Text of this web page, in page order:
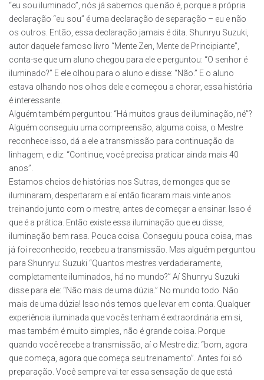
“eu sou iluminado”, nós já sabemos que não é, porque a própria
declaração “eu sou” é uma declaração de separação – eu e não
os outros. Então, essa declaração jamais é dita. Shunryu Suzuki,
autor daquele famoso livro “Mente Zen, Mente de Principiante”,
conta-se que um aluno chegou para ele e perguntou: “O senhor é
iluminado?” E ele olhou para o aluno e disse: “Não.” E o aluno
estava olhando nos olhos dele e começou a chorar, essa história
é interessante.
Alguém também perguntou: “Há muitos graus de iluminação, né”?
Alguém conseguiu uma compreensão, alguma coisa, o Mestre
reconhece isso, dá a ele a transmissão para continuação da
linhagem, e diz: “Continue, você precisa praticar ainda mais 40
anos”.
Estamos cheios de histórias nos Sutras, de monges que se
iluminaram, despertaram e aí então ficaram mais vinte anos
treinando junto com o mestre, antes de começar a ensinar. Isso é
que é a prática. Então existe essa iluminação que eu disse,
iluminação bem rasa. Pouca coisa. Conseguiu pouca coisa, mas
já foi reconhecido, recebeu a transmissão. Mas alguém perguntou
para Shunryu: Suzuki “Quantos mestres verdadeiramente,
completamente iluminados, há no mundo?” Aí Shunryu Suzuki
disse para ele: “Não mais de uma dúzia.” No mundo todo. Não
mais de uma dúzia! Isso nós temos que levar em conta. Qualquer
experiência iluminada que vocês tenham é extraordinária em si,
mas também é muito simples, não é grande coisa. Porque
quando você recebe a transmissão, aí o Mestre diz: “bom, agora
que começa, agora que começa seu treinamento”. Antes foi só
preparação. Você sempre vai ter essa sensação de que está